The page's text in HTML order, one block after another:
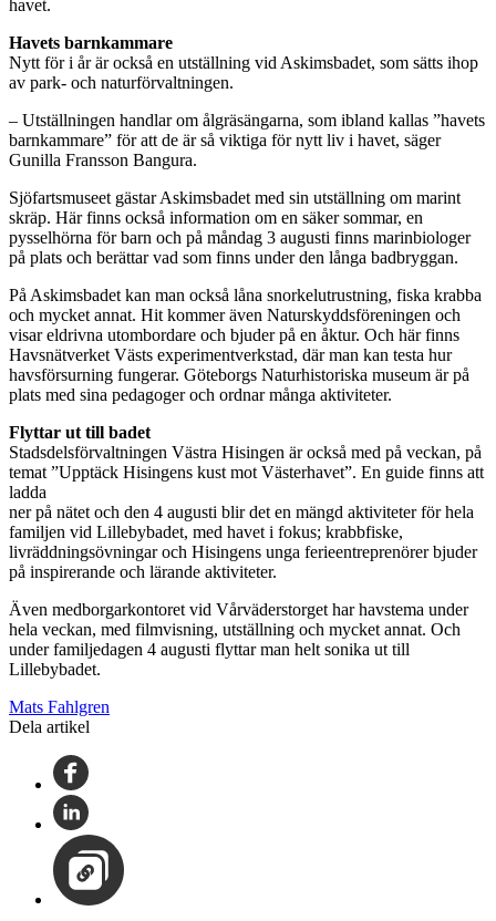
havet.
Havets barnkammare
Nytt för i år är också en utställning vid Askimsbadet, som sätts ihop
av park- och naturförvaltningen.
– Utställningen handlar om ålgräsängarna, som ibland kallas ”havets
barnkammare” för att de är så viktiga för nytt liv i havet, säger
Gunilla Fransson Bangura.
Sjöfartsmuseet gästar Askimsbadet med sin utställning om marint
skräp. Här finns också information om en säker sommar, en
pysselhörna för barn och på måndag 3 augusti finns marinbiologer
på plats och berättar vad som finns under den långa badbryggan.
På Askimsbadet kan man också låna snorkelutrustning, fiska krabba
och mycket annat. Hit kommer även Naturskyddsföreningen och
visar eldrivna utombordare och bjuder på en åktur. Och här finns
Havsnätverket Västs experimentverkstad, där man kan testa hur
havsförsurning fungerar. Göteborgs Naturhistoriska museum är på
plats med sina pedagoger och ordnar många aktiviteter.
Flyttar ut till badet
Stadsdelsförvaltningen Västra Hisingen är också med på veckan, på
temat ”Upptäck Hisingens kust mot Västerhavet”. En guide finns att
ladda
ner på nätet och den 4 augusti blir det en mängd aktiviteter för hela
familjen vid Lillebybadet, med havet i fokus; krabbfiske,
livräddningsövningar och Hisingens unga ferieentreprenörer bjuder
på inspirerande och lärande aktiviteter.
Även medborgarkontoret vid Vårväderstorget har havstema under
hela veckan, med filmvisning, utställning och mycket annat. Och
under familjedagen 4 augusti flyttar man helt sonika ut till
Lillebybadet.
Mats Fahlgren
Dela artikel